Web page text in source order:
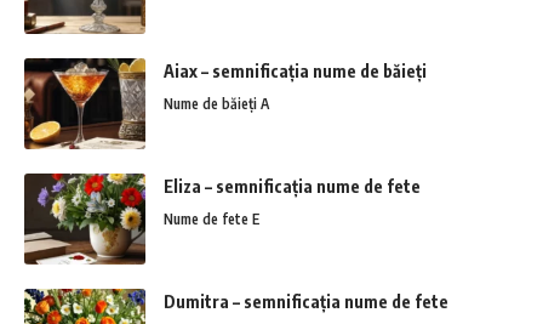
Aiax – semnificația nume de băieți
Nume de băieți A
Eliza – semnificația nume de fete
Nume de fete E
Dumitra – semnificația nume de fete